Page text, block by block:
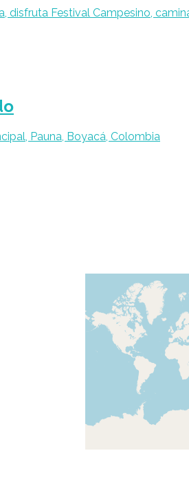
Pauna, Boyacá, Colombia